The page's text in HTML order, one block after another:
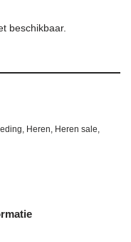
beschikbaar.
, Heren, Heren sale,